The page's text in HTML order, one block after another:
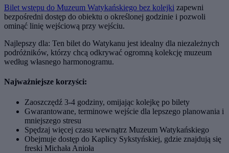
Bilet wstępu do Muzeum Watykańskiego bez kolejki zapewni
bezpośredni dostęp do obiektu o określonej godzinie i pozwoli
ominąć linię wejściową przy wejściu.
Najlepszy dla: Ten bilet do Watykanu jest idealny dla niezależnych
podróżników, którzy chcą odkrywać ogromną kolekcję muzeum
według własnego harmonogramu.
Najważniejsze korzyści:
Zaoszczędź 3-4 godziny, omijając kolejkę po bilety
Gwarantowane, terminowe wejście dla lepszego planowania i
mniejszego stresu
Spędzaj więcej czasu wewnątrz Muzeum Watykańskiego
Obejmuje dostęp do Kaplicy Sykstyńskiej, gdzie znajdują się
freski Michała Anioła